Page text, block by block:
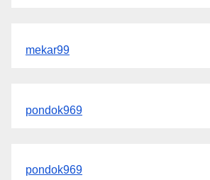
mekar99
pondok969
pondok969